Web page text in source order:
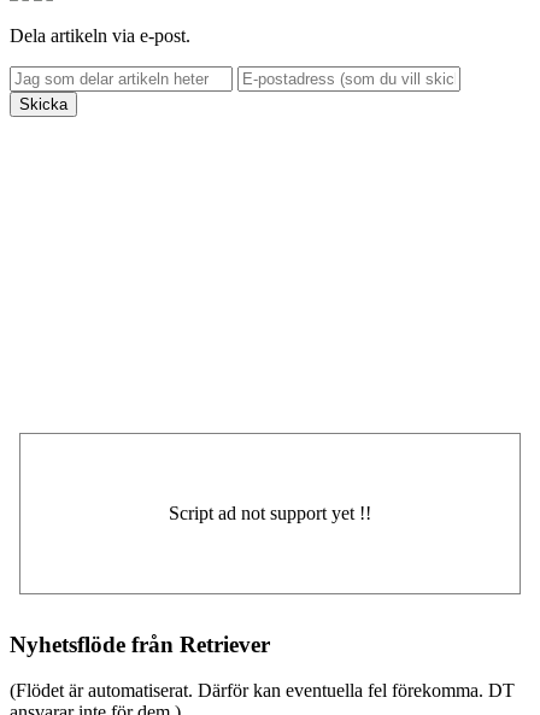
Dela artikeln via e-post.
Skicka
Nyhetsflöde från Retriever
(Flödet är automatiserat. Därför kan eventuella fel förekomma. DT